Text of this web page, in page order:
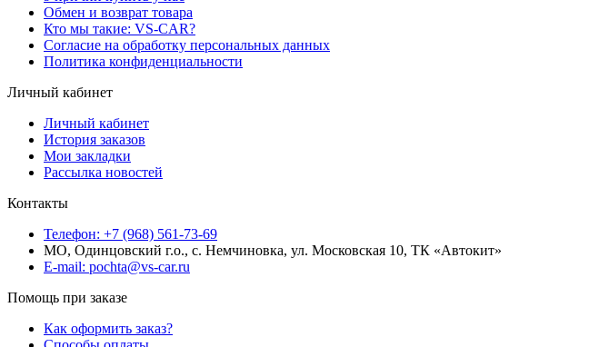
Обмен и возврат товара
Кто мы такие: VS-CAR?
Согласие на обработку персональных данных
Политика конфиденциальности
Личный кабинет
Личный кабинет
История заказов
Мои закладки
Рассылка новостей
Контакты
Телефон: +7 (968) 561-73-69
МО, Одинцовский г.о., с. Немчиновка, ул. Московская 10, ТК «Автокит»
E-mail: pochta@vs-car.ru
Помощь при заказе
Как оформить заказ?